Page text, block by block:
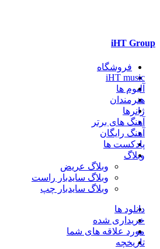
iHT Group
فروشگاه
iHT music
آلبوم ها
هنرمندان
ژانرها
آهنگ های برتر
آهنگ رایگان
پادکست ها
وبلاگ
وبلاگ عریض
وبلاگ سایدبار راست
وبلاگ سایدبار چپ
دانلود ها
خریداری شده
مورد علاقه های شما
تاریخچه